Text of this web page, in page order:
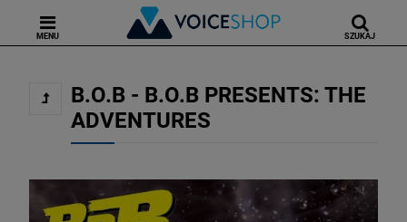
MENU SZUKAJ
B.O.B - B.O.B PRESENTS: THE
ADVENTURES